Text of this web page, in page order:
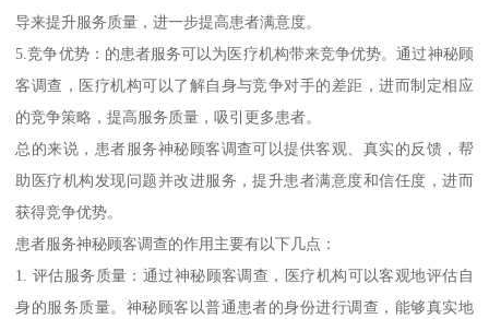
导来提升服务质量，进一步提高患者满意度。
5.竞争优势：的患者服务可以为医疗机构带来竞争优势。通过神秘顾
客调查，医疗机构可以了解自身与竞争对手的差距，进而制定相应
的竞争策略，提高服务质量，吸引更多患者。
总的来说，患者服务神秘顾客调查可以提供客观、真实的反馈，帮
助医疗机构发现问题并改进服务，提升患者满意度和信任度，进而
获得竞争优势。
患者服务神秘顾客调查的作用主要有以下几点：
1. 评估服务质量：通过神秘顾客调查，医疗机构可以客观地评估自
身的服务质量。神秘顾客以普通患者的身份进行调查，能够真实地